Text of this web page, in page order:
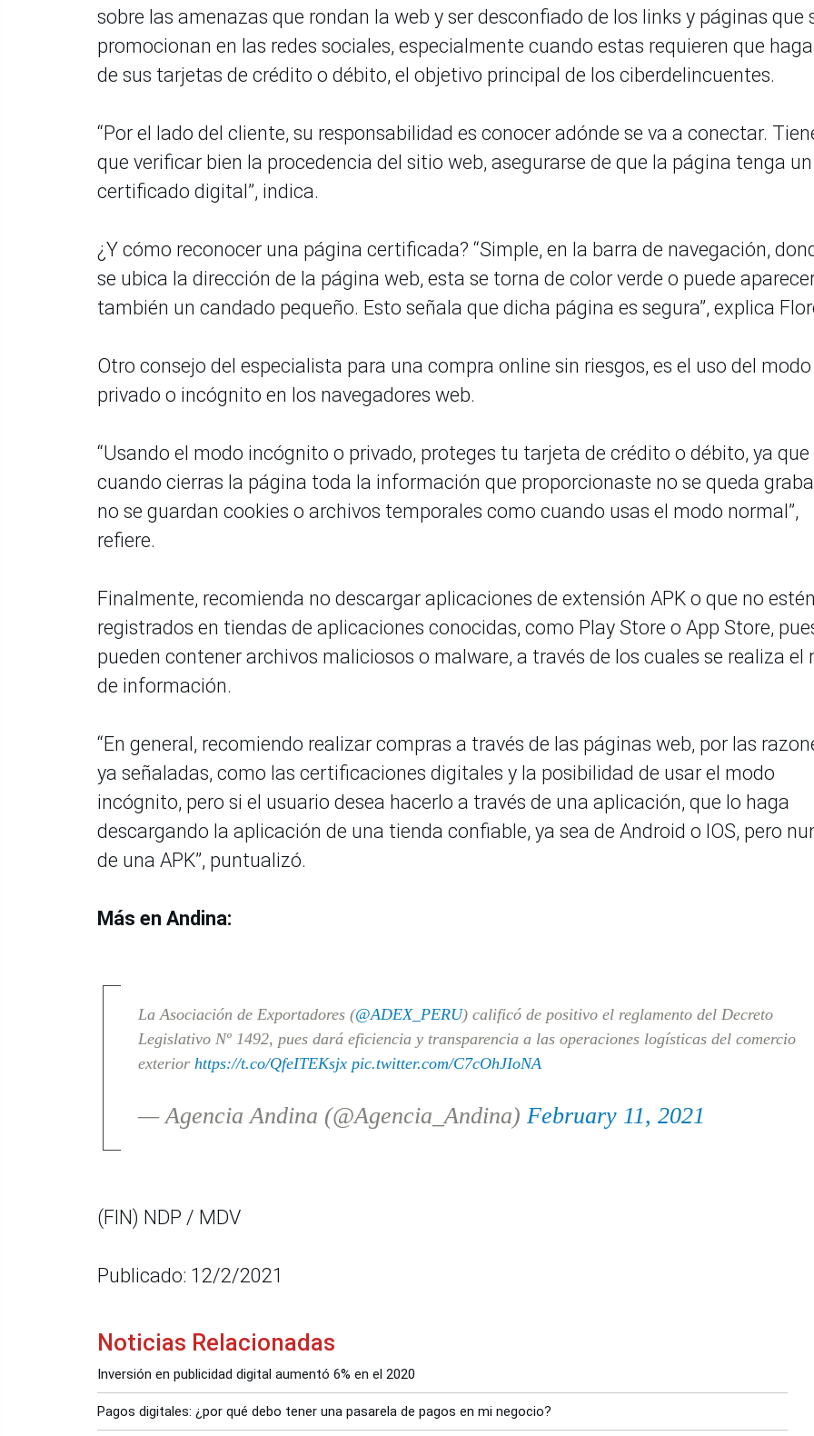
sobre las amenazas que rondan la web y ser desconfiado de los links y páginas que
promocionan en las redes sociales, especialmente cuando estas requieren que
de sus tarjetas de crédito o débito, el objetivo principal de los ciberdelincuentes.
“Por el lado del cliente, su responsabilidad es conocer adónde se va a conectar.
que verificar bien la procedencia del sitio web, asegurarse de que la página tenga un
certificado digital”, indica.
¿Y cómo reconocer una página certificada? “Simple, en la barra de navegación,
se ubica la dirección de la página web, esta se torna de color verde o puede
también un candado pequeño. Esto señala que dicha página es segura”, explica
Otro consejo del especialista para una compra online sin riesgos, es el uso del modo
privado o incógnito en los navegadores web.
“Usando el modo incógnito o privado, proteges tu tarjeta de crédito o débito, ya que
cuando cierras la página toda la información que proporcionaste no se queda
no se guardan cookies o archivos temporales como cuando usas el modo normal”,
refiere.
Finalmente, recomienda no descargar aplicaciones de extensión APK o que no
registrados en tiendas de aplicaciones conocidas, como Play Store o App Store,
pueden contener archivos maliciosos o malware, a través de los cuales se realiza el
de información.
“En general, recomiendo realizar compras a través de las páginas web, por las
ya señaladas, como las certificaciones digitales y la posibilidad de usar el modo
incógnito, pero si el usuario desea hacerlo a través de una aplicación, que lo haga
descargando la aplicación de una tienda confiable, ya sea de Android o IOS, pero
de una APK”, puntualizó.
Más en Andina:
La Asociación de Exportadores (@ADEX_PERU) calificó de positivo el reglamento del Decreto
Legislativo Nº 1492, pues dará eficiencia y transparencia a las operaciones logísticas del comercio
exterior https://t.co/QfeITEKsjx pic.twitter.com/C7cOhJIoNA
— Agencia Andina (@Agencia_Andina) February 11, 2021
(FIN) NDP / MDV
Publicado: 12/2/2021
Noticias Relacionadas
Inversión en publicidad digital aumentó 6% en el 2020
Pagos digitales: ¿por qué debo tener una pasarela de pagos en mi negocio?